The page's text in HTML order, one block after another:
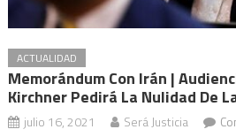
ACTUALIDAD
Memorándum Con Irán |
Kirchner Pedirá La Nulidad De
julio 16, 2021 Será Justicia